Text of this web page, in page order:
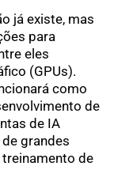
já existe, mas
para
eles
(GPUs).
como
de
de IA
grandes
de